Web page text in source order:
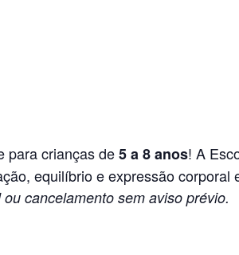
para crianças de5 a 8 anos! A
equilíbrio e expressão corporal
cancelamento sem aviso prévio.